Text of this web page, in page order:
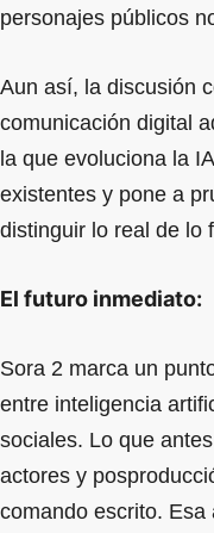
personajes públicos
Aun así, la discusión
comunicación digital
la que evoluciona la
existentes y pone a
distinguir lo real de lo
El futuro inmediato:
Sora 2 marca un
entre inteligencia
sociales. Lo que
actores y
comando escrito.